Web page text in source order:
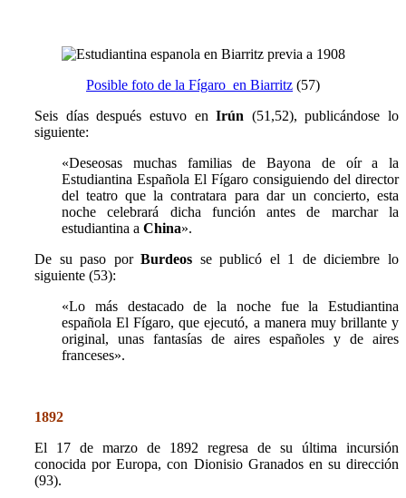
Posible foto de la Fígaro en Biarritz (57)
Seis días después estuvo enIrún (51,52), publicándose lo
siguiente:
«Deseosas muchas familias de Bayona de oír a la
Estudiantina Española El Fígaro consiguiendo del director
del teatro que la contratara para dar un concierto, esta
noche celebrará dicha función antes de marchar la
estudiantina a China».
De su paso porBurdeos se publicó el 1 de diciembre lo
siguiente (53):
«Lo más destacado de la noche fue la Estudiantina
española El Fígaro, que ejecutó, a manera muy brillante y
original, unas fantasías de aires españoles y de aires
franceses».
1892
El 17 de marzo de 1892 regresa de su última incursión
conocida por Europa, con Dionisio Granados en su dirección
(93).